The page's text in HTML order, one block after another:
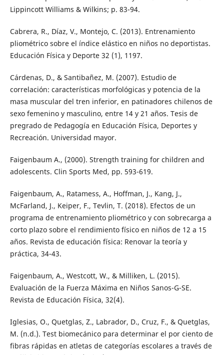
Lippincott Williams & Wilkins; p. 83-94.
Cabrera, R., Díaz, V., Montejo, C. (2013). Entrenamiento
pliométrico sobre el índice elástico en niños no deportistas.
Educación Física y Deporte 32 (1), 1197.
Cárdenas, D., & Santibañez, M. (2007). Estudio de
correlación: características morfológicas y potencia de la
masa muscular del tren inferior, en patinadores chilenos de
sexo femenino y masculino, entre 14 y 21 años. Tesis de
pregrado de Pedagogía en Educación Física, Deportes y
Recreación. Universidad mayor.
Faigenbaum A., (2000). Strength training for children and
adolescents. Clin Sports Med, pp. 593-619.
Faigenbaum, A., Ratamess, A., Hoffman, J., Kang, J.,
McFarland, J., Keiper, F., Tevlin, T. (2018). Efectos de un
programa de entrenamiento pliométrico y con sobrecarga a
corto plazo sobre el rendimiento físico en niños de 12 a 15
años. Revista de educación física: Renovar la teoría y
práctica, 34-43.
Faigenbaum, A., Westcott, W., & Milliken, L. (2015).
Evaluación de la Fuerza Máxima en Niños Sanos-G-SE.
Revista de Educación Física, 32(4).
Iglesias, O., Quetglas, Z., Labrador, D., Cruz, F., & Quetglas,
M. (n.d.). Test biomecánico para determinar el por ciento de
fibras rápidas en atletas de categorías escolares a través de